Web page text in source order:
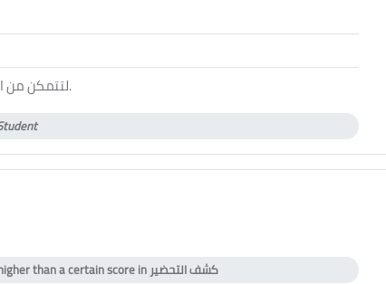
لتتمكن من.
than a certain score inكشف التحضير